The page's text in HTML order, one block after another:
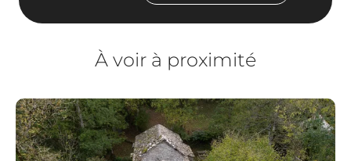
À voir à proximité